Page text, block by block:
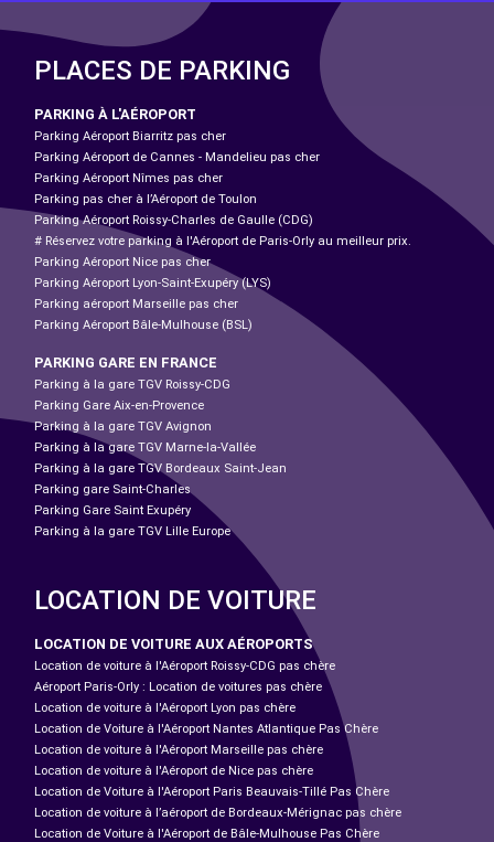
PLACES DE PARKING
PARKING À L'AÉROPORT
Parking Aéroport Biarritz pas cher
Parking Aéroport de Cannes - Mandelieu pas cher
Parking Aéroport Nîmes pas cher
Parking pas cher à l’Aéroport de Toulon
Parking Aéroport Roissy-Charles de Gaulle (CDG)
# Réservez votre parking à l'Aéroport de Paris-Orly au meilleur prix.
Parking Aéroport Nice pas cher
Parking Aéroport Lyon-Saint-Exupéry (LYS)
Parking aéroport Marseille pas cher
Parking Aéroport Bâle-Mulhouse (BSL)
PARKING GARE EN FRANCE
Parking à la gare TGV Roissy-CDG
Parking Gare Aix-en-Provence
Parking à la gare TGV Avignon
Parking à la gare TGV Marne-la-Vallée
Parking à la gare TGV Bordeaux Saint-Jean
Parking gare Saint-Charles
Parking Gare Saint Exupéry
Parking à la gare TGV Lille Europe
LOCATION DE VOITURE
LOCATION DE VOITURE AUX AÉROPORTS
Location de voiture à l'Aéroport Roissy-CDG pas chère
Aéroport Paris-Orly : Location de voitures pas chère
Location de voiture à l'Aéroport Lyon pas chère
Location de Voiture à l'Aéroport Nantes Atlantique Pas Chère
Location de voiture à l'Aéroport Marseille pas chère
Location de voiture à l'Aéroport de Nice pas chère
Location de Voiture à l'Aéroport Paris Beauvais-Tillé Pas Chère
Location de voiture à l’aéroport de Bordeaux-Mérignac pas chère
Location de Voiture à l'Aéroport de Bâle-Mulhouse Pas Chère